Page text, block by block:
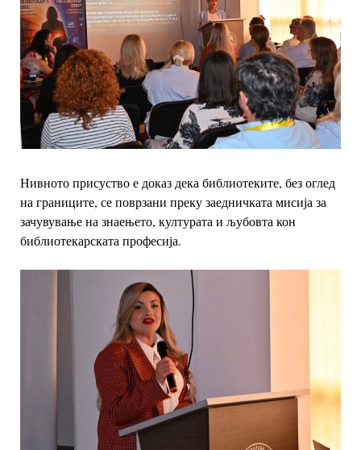
Нивното присуство е доказ дека библиотеките, без оглед
на границите, се поврзани преку заедничката мисија за
зачувување на знаењето, културата и љубовта кон
библиотекарската професија.